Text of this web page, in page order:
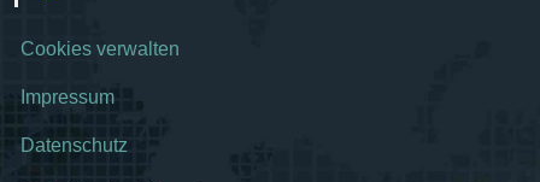
Cookies verwalten
Impressum
Datenschutz